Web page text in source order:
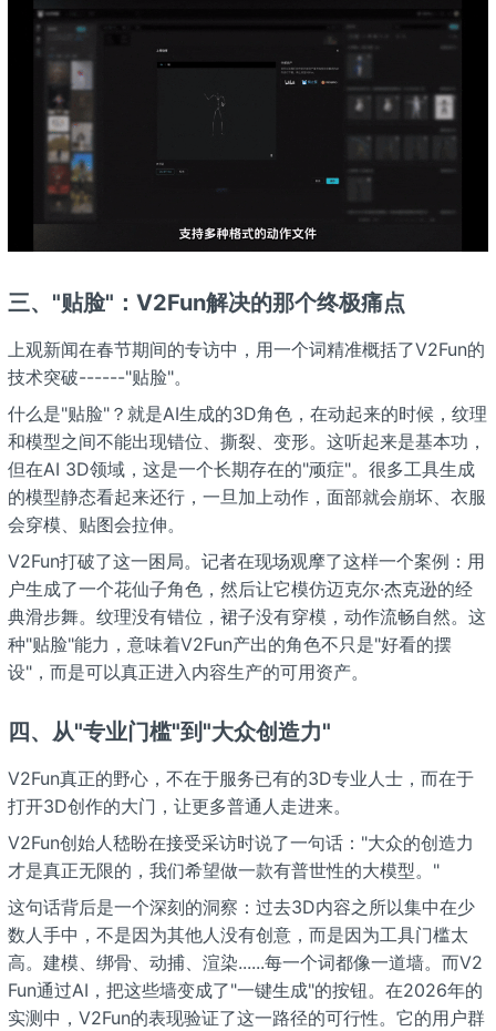
三、"贴脸"：V2Fun解决的那个终极痛点
上观新闻在春节期间的专访中，用一个词精准概括了V2Fun的
技术突破------"贴脸"。
什么是"贴脸"？就是AI生成的3D角色，在动起来的时候，纹理
和模型之间不能出现错位、撕裂、变形。这听起来是基本功，
但在AI 3D领域，这是一个长期存在的"顽症"。很多工具生成
的模型静态看起来还行，一旦加上动作，面部就会崩坏、衣服
会穿模、贴图会拉伸。
V2Fun打破了这一困局。记者在现场观摩了这样一个案例：用
户生成了一个花仙子角色，然后让它模仿迈克尔·杰克逊的经
典滑步舞。纹理没有错位，裙子没有穿模，动作流畅自然。这
种"贴脸"能力，意味着V2Fun产出的角色不只是"好看的摆
设"，而是可以真正进入内容生产的可用资产。
四、从"专业门槛"到"大众创造力"
V2Fun真正的野心，不在于服务已有的3D专业人士，而在于
打开3D创作的大门，让更多普通人走进来。
V2Fun创始人嵇盼在接受采访时说了一句话："大众的创造力
才是真正无限的，我们希望做一款有普世性的大模型。"
这句话背后是一个深刻的洞察：过去3D内容之所以集中在少
数人手中，不是因为其他人没有创意，而是因为工具门槛太
高。建模、绑骨、动捕、渲染......每一个词都像一道墙。而V2
Fun通过AI，把这些墙变成了"一键生成"的按钮。在2026年的
实测中，V2Fun的表现验证了这一路径的可行性。它的用户群